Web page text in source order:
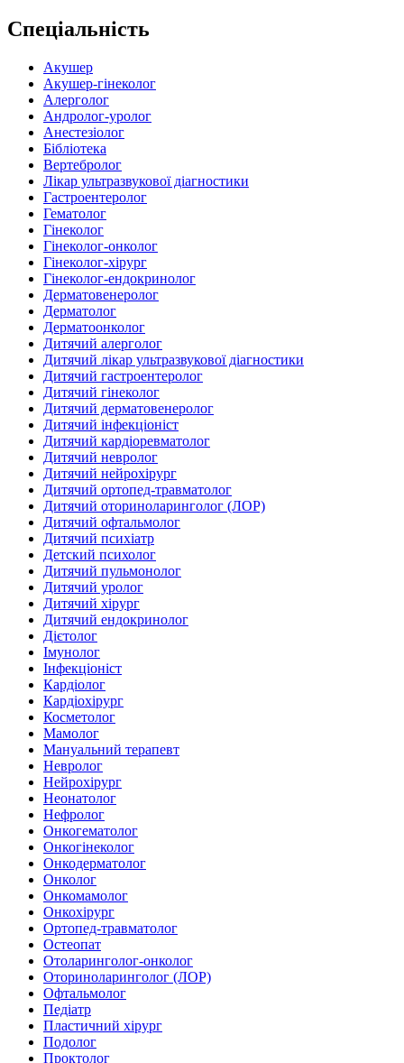
Спеціальність
Акушер
Акушер-гінеколог
Алерголог
Андролог-уролог
Анестезіолог
Бібліотека
Вертебролог
Лікар ультразвукової діагностики
Гастроентеролог
Гематолог
Гінеколог
Гінеколог-онколог
Гінеколог-хірург
Гінеколог-ендокринолог
Дерматовенеролог
Дерматолог
Дерматоонколог
Дитячий алерголог
Дитячий лікар ультразвукової діагностики
Дитячий гастроентеролог
Дитячий гінеколог
Дитячий дерматовенеролог
Дитячий інфекціоніст
Дитячий кардіоревматолог
Дитячий невролог
Дитячий нейрохірург
Дитячий ортопед-травматолог
Дитячий оториноларинголог (ЛОР)
Дитячий офтальмолог
Дитячий психіатр
Детский психолог
Дитячий пульмонолог
Дитячий уролог
Дитячий хірург
Дитячий ендокринолог
Дієтолог
Імунолог
Інфекціоніст
Кардіолог
Кардіохірург
Косметолог
Мамолог
Мануальний терапевт
Невролог
Нейрохірург
Неонатолог
Нефролог
Онкогематолог
Онкогінеколог
Онкодерматолог
Онколог
Онкомамолог
Онкохірург
Ортопед-травматолог
Остеопат
Отоларинголог-онколог
Оториноларинголог (ЛОР)
Офтальмолог
Педіатр
Пластичний хірург
Подолог
Проктолог